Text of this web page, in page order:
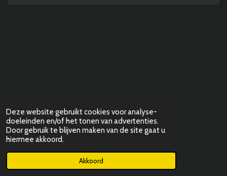
Deze website gebruikt cookies voor analyse-
doeleinden en/of het tonen van advertenties.
Door gebruik te blijven maken van de site gaat u
hiermee akkoord.
Akkoord